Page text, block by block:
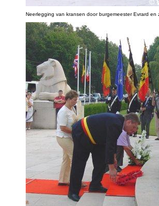
Neerlegging van kransen door burgemeester Evrard